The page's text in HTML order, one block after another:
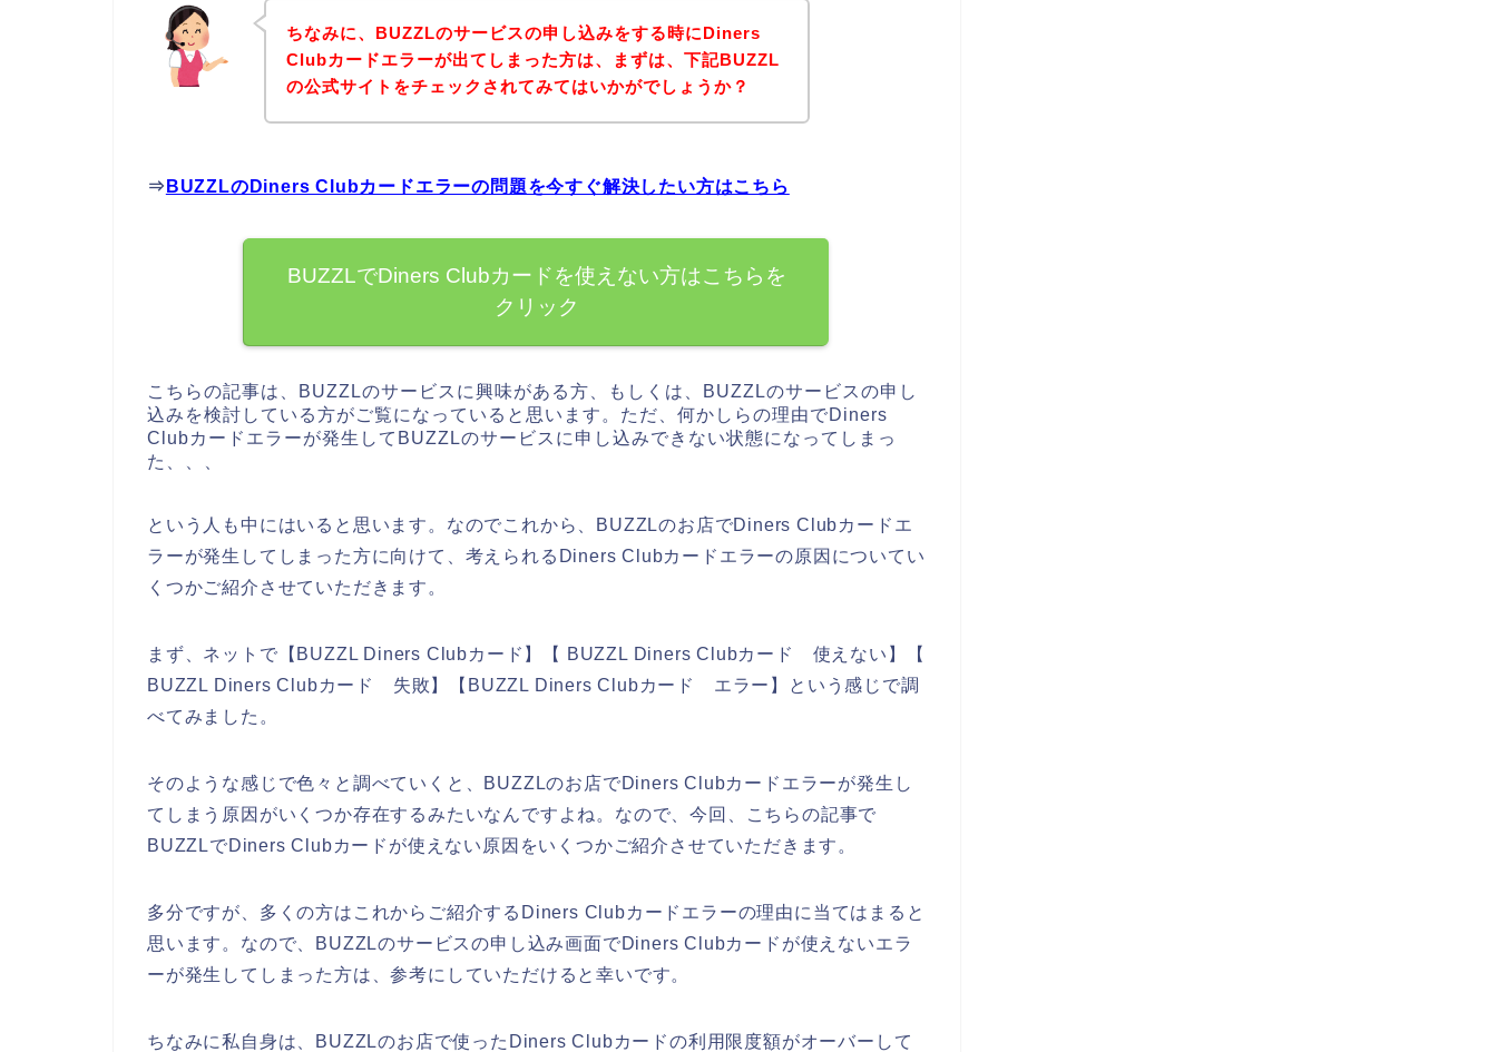
ちなみに、BUZZLのサービスの申し込みをする時にDiners
Clubカードエラーが出てしまった方は、まずは、下記BUZZL
の公式サイトをチェックされてみてはいかがでしょうか？
⇒ BUZZLのDiners Clubカードエラーの問題を今すぐ解決したい方はこちら
BUZZLでDiners Clubカードを使えない方はこちらを
クリック
こちらの記事は、BUZZLのサービスに興味がある方、もしくは、BUZZLのサービスの申し
込みを検討している方がご覧になっていると思います。ただ、何かしらの理由でDiners
Clubカードエラーが発生してBUZZLのサービスに申し込みできない状態になってしまっ
た、、、
という人も中にはいると思います。なのでこれから、BUZZLのお店でDiners Clubカードエ
ラーが発生してしまった方に向けて、考えられるDiners Clubカードエラーの原因についてい
くつかご紹介させていただきます。
まず、ネットで【BUZZL Diners Clubカード】【 BUZZL Diners Clubカード 使えない】【
BUZZL Diners Clubカード 失敗】【BUZZL Diners Clubカード エラー】という感じで調
べてみました。
そのような感じで色々と調べていくと、BUZZLのお店でDiners Clubカードエラーが発生し
てしまう原因がいくつか存在するみたいなんですよね。なので、今回、こちらの記事で
BUZZLでDiners Clubカードが使えない原因をいくつかご紹介させていただきます。
多分ですが、多くの方はこれからご紹介するDiners Clubカードエラーの理由に当てはまると
思います。なので、BUZZLのサービスの申し込み画面でDiners Clubカードが使えないエラ
ーが発生してしまった方は、参考にしていただけると幸いです。
ちなみに私自身は、BUZZLのお店で使ったDiners Clubカードの利用限度額がオーバーして